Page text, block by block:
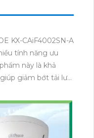
KX-CAiF4002SN-A
tính năng ưu
này là khả
giảm bớt tải lưu
ra, camera cũng sở
giải pháp tối ưu
nghệ CMOS mạnh